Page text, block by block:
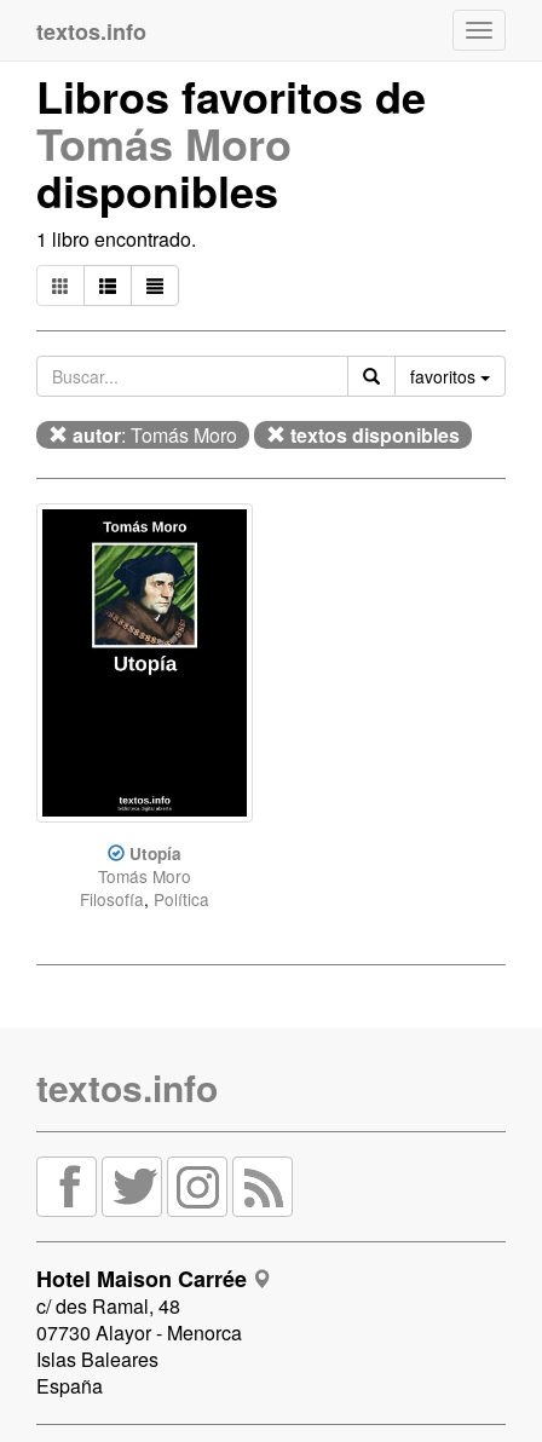
textos.info
Libros favoritos de
Tomás Moro
disponibles
1 libro encontrado.
favoritos
autor: Tomás Moro textos disponibles
Utopía
Tomás Moro
Filosofía, Política
textos.info
Hotel Maison Carrée
c/ des Ramal, 48
07730 Alayor - Menorca
Islas Baleares
España